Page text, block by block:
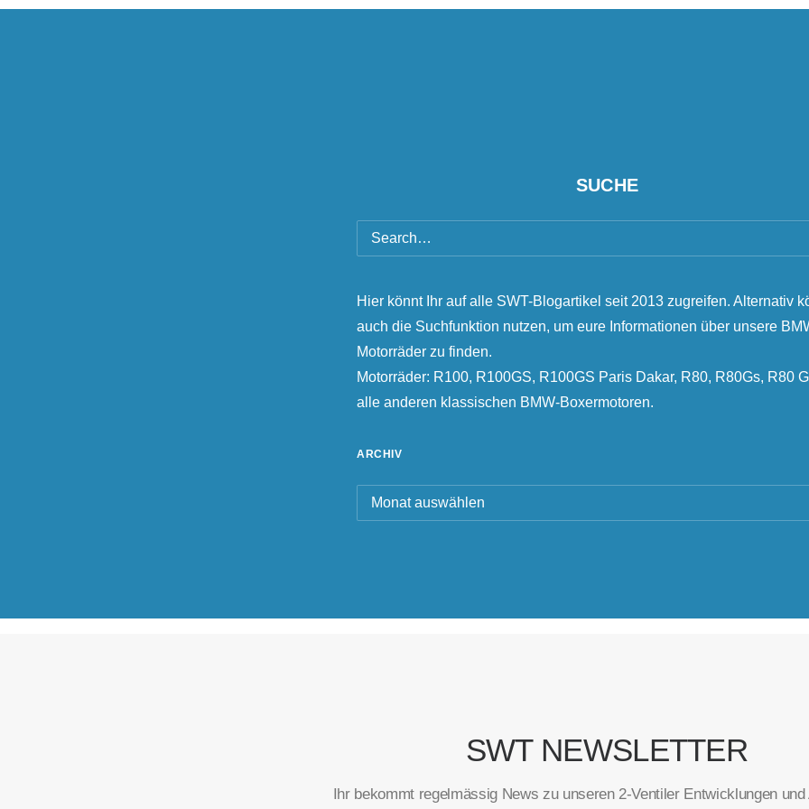
SUCHE
Hier könnt Ihr auf alle SWT-Blogartikel seit 2013 zugreifen. Alternativ
auch die Suchfunktion nutzen, um eure Informationen über unsere
Motorräder zu finden.
Motorräder: R100, R100GS, R100GS Paris Dakar, R80, R80Gs, R80
alle anderen klassischen BMW-Boxermotoren.
ARCHIV
Archiv
SWT NEWSLETTER
Ihr bekommt regelmässig News zu unseren 2-Ventiler Entwicklungen und